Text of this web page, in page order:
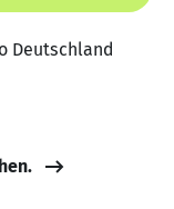
Deutschland